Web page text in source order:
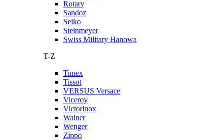
Rotary
Sandoz
Seiko
Steinmeyer
Swiss Military Hanowa
T-Z
Timex
Tissot
VERSUS Versace
Viceroy
Victorinox
Wainer
Wenger
Zippo